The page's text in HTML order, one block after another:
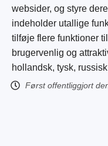
websider, og styre
indeholder utallige
tilføje flere funktioner
brugervenlig og
hollandsk, tysk,
Først offentliggjort